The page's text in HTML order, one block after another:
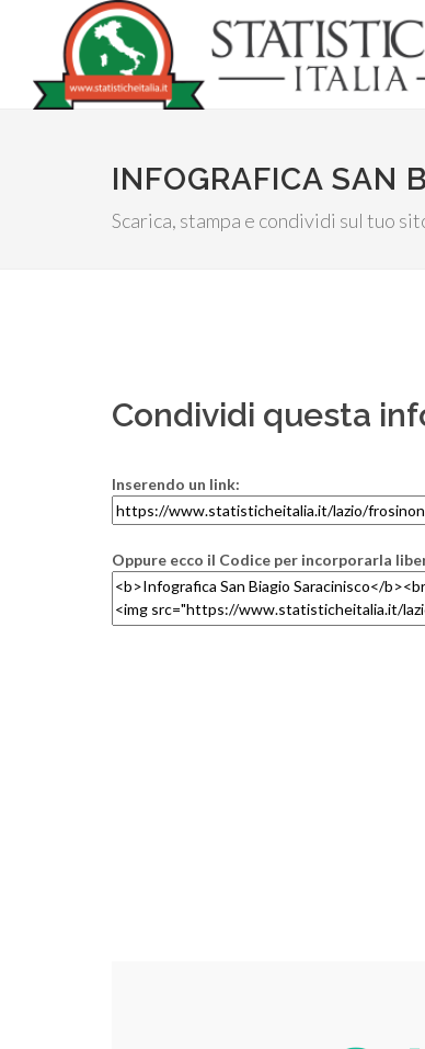
INFOGRAFICA SAN
Scarica, stampa e condividi sul tuo
Condividi questa
Inserendo un link:
Oppure ecco il Codice per incorporarla